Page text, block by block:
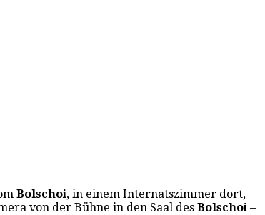
Bolschoi, in einem Internatszimmer dort,
von der Bühne in den Saal des Bolschoi –